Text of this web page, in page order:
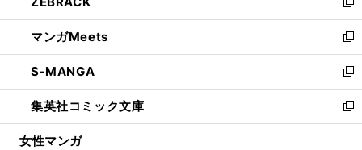
開
く
ド
ウ
で
開
く
ィ
ン
ド
ウ
で
開
く
い
ウ
ィ
ン
ド
ウ
で
開
新
し
い
ウ
ィ
ン
ド
ウ
マンガMeets
新
し
い
ウ
ィ
ン
S-MANGA
新
し
い
ウ
集英社コミック文庫
新
し
女性マンガ